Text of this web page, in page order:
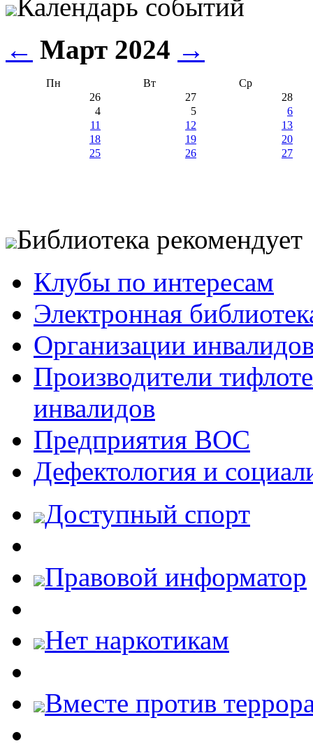
Календарь событий
← Март 2024 →
Пн Вт
Ср
26
27
28
4
5
6
11
12
13
18
19
20
25
26 27
Библиотека рекомендует
Клубы по интересам
Электронная
Организации
Производители
инвалидов
Предприятия ВОС
Дефектология и
Доступный спорт
Правовой информатор
Нет наркотикам
Вместе против